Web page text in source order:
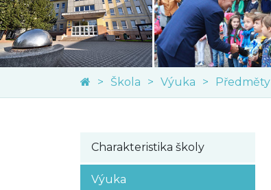
Škola Výuka Předměty
Charakteristika školy
Výuka